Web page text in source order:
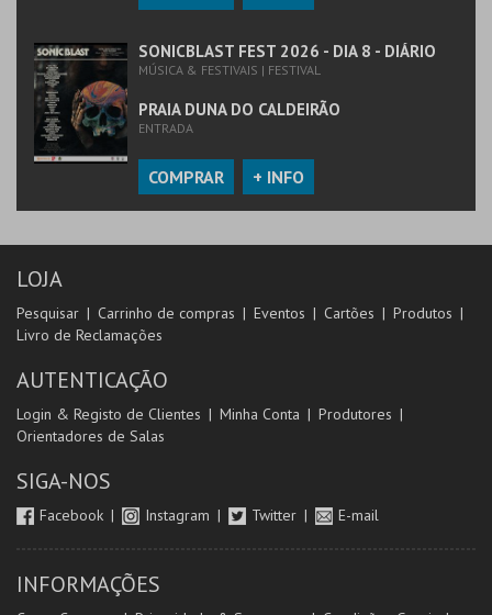
SONICBLAST FEST 2026 - DIA 8 - DIÁRIO
MÚSICA & FESTIVAIS | FESTIVAL
PRAIA DUNA DO CALDEIRÃO
ENTRADA
COMPRAR + INFO
LOJA
Pesquisar Carrinho de compras Eventos Cartões
Produtos
Livro de Reclamações
AUTENTICAÇÃO
Login & Registo de Clientes Minha Conta
Produtores
Orientadores de Salas
SIGA-NOS
Facebook Instagram Twitter E-mail
INFORMAÇÕES